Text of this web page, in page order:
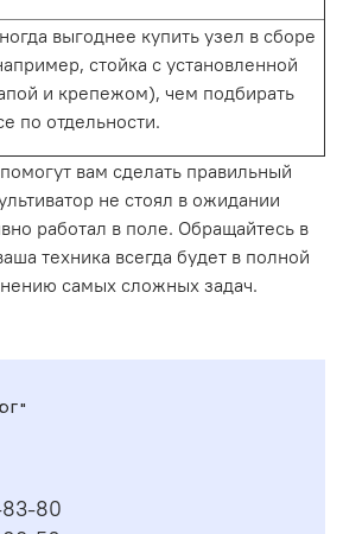
выгоднее купить узел в сборе
стойка с установленной
и крепежом), чем подбирать
по отдельности.
вам сделать правильный
не стоял в ожидании
работал в поле. Обращайтесь в
техника всегда будет в полной
самых сложных задач.
80